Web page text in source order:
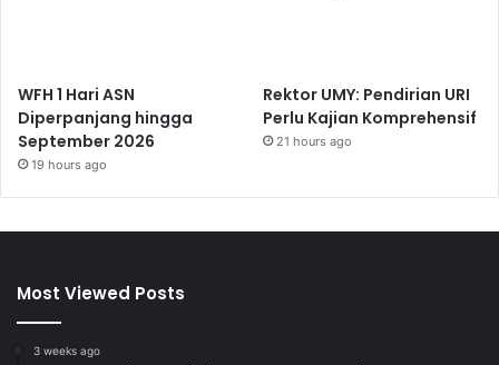
WFH 1 Hari ASN
Diperpanjang hingga
September 2026
19 hours ago
Rektor UMY: Pendirian URI
Perlu Kajian Komprehensif
21 hours ago
Most Viewed Posts
3 weeks ago